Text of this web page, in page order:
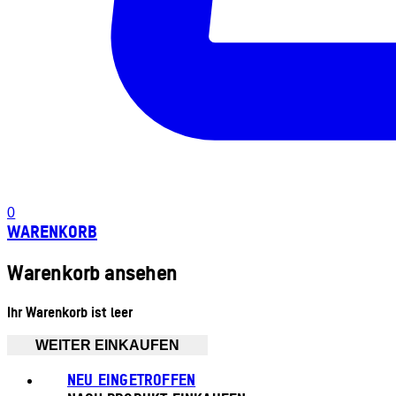
0
WARENKORB
Warenkorb ansehen
Ihr Warenkorb ist leer
WEITER EINKAUFEN
NEU EINGETROFFEN